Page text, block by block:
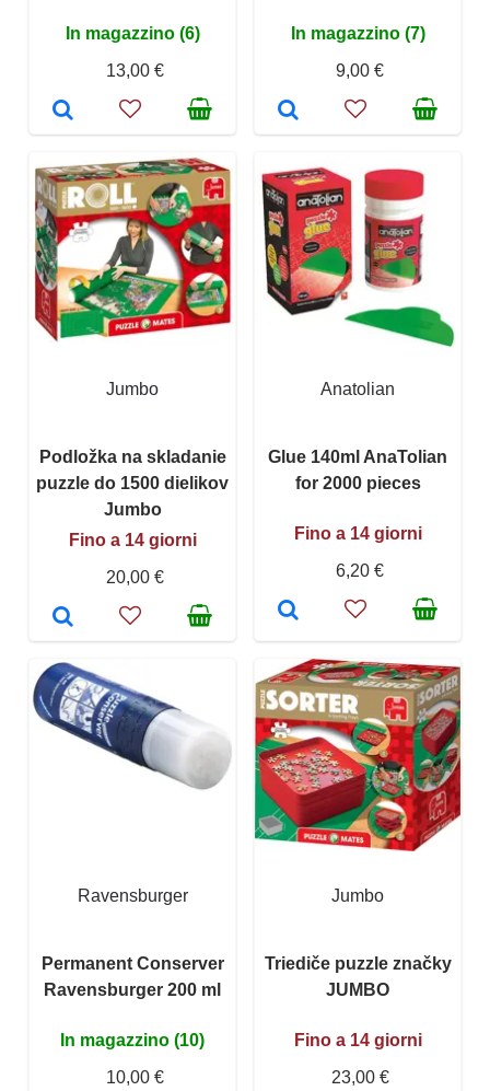
In magazzino (6)
13,00 €
In magazzino (7)
9,00 €
Jumbo
Podložka na skladanie
puzzle do 1500 dielikov
Jumbo
Fino a 14 giorni
20,00 €
Anatolian
Glue 140ml AnaTolian
for 2000 pieces
Fino a 14 giorni
6,20 €
Ravensburger
Permanent Conserver
Ravensburger 200 ml
In magazzino (10)
10,00 €
Jumbo
Triediče puzzle značky
JUMBO
Fino a 14 giorni
23,00 €